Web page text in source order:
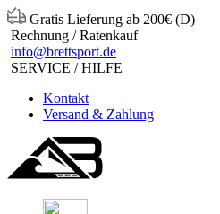
Gratis Lieferung ab 200€ (D)
Rechnung / Ratenkauf
info@brettsport.de
SERVICE / HILFE
Kontakt
Versand & Zahlung